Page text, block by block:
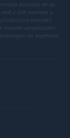
accuraat en up-
u ziet wanneer u
bezoekt.
worden aangeboden
de algemene